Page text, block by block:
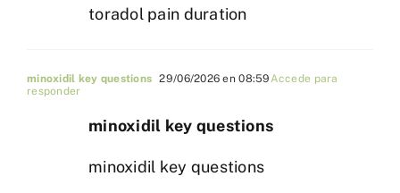
toradol pain duration
minoxidil key questions 29/06/2026 en 08:59Accede para
responder
minoxidil key questions
minoxidil key questions